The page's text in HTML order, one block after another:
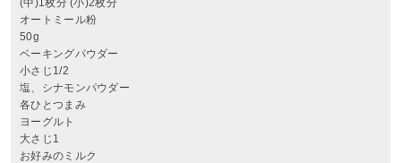
オートミール粉
50g
ベーキングパウダー
小さじ1/2
塩、シナモンパウダー
各ひとつまみ
ヨーグルト
大さじ1
お好みのミルク